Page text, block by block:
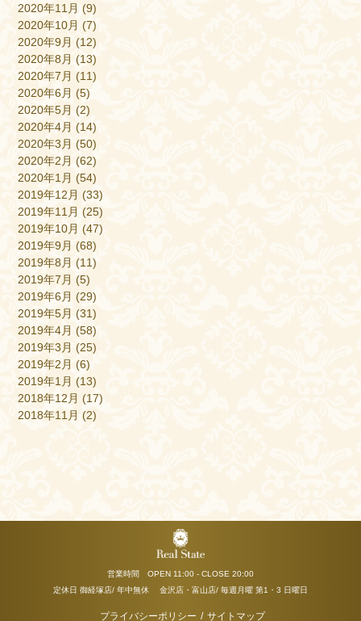
2020年11月 (9)
2020年10月 (7)
2020年9月 (12)
2020年8月 (13)
2020年7月 (11)
2020年6月 (5)
2020年5月 (2)
2020年4月 (14)
2020年3月 (50)
2020年2月 (62)
2020年1月 (54)
2019年12月 (33)
2019年11月 (25)
2019年10月 (47)
2019年9月 (68)
2019年8月 (11)
2019年7月 (5)
2019年6月 (29)
2019年5月 (31)
2019年4月 (58)
2019年3月 (25)
2019年2月 (6)
2019年1月 (13)
2018年12月 (17)
2018年11月 (2)
営業時間 OPEN 11:00 - CLOSE 20:00
定休日 御経塚店/ 年中無休 金沢店・富山店/ 毎週月曜 第1・3 日曜日
プライバシーポリシー / サイトマップ